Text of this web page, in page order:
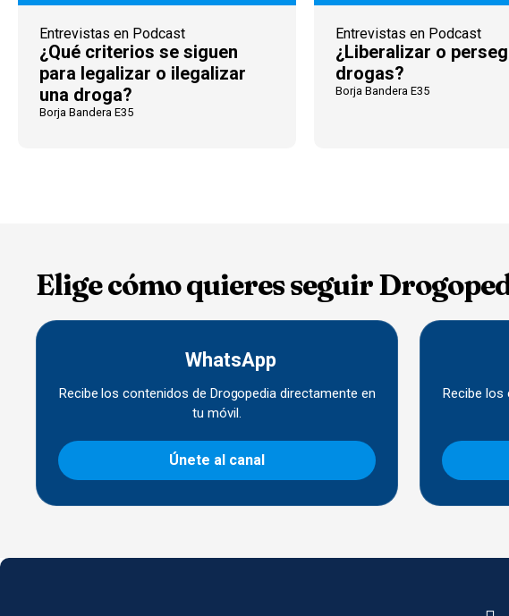
Entrevistas en Podcast
¿Qué criterios se siguen
para legalizar o ilegalizar
una droga?
Borja Bandera E35
Entrevistas en Podcast
¿Liberalizar o
drogas?
Borja Bandera E35
Elige cómo quieres seguir
WhatsApp
Recibe los contenidos de Drogopedia directamente en
tu móvil.
Únete al canal
Recibe los